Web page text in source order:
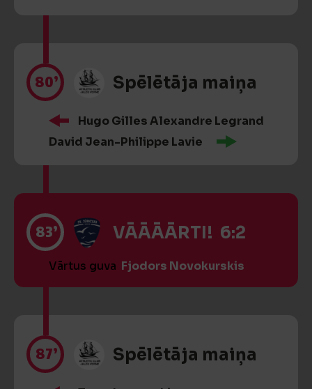
80’ Spēlētāja maiņa
Hugo Gilles Alexandre Legrand
David Jean-Philippe Lavie
83’ VĀĀĀĀRTI! 6:2
Vārtus guva Fjodors Novokurskis
87’ Spēlētāja maiņa